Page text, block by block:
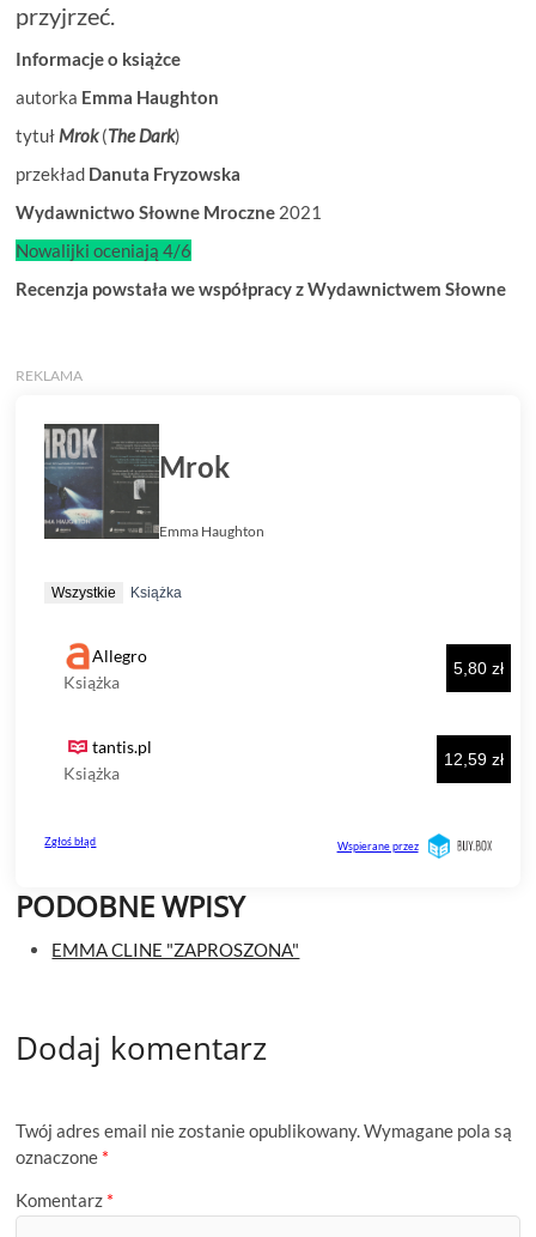
przyjrzeć.
Informacje o książce
autorka Emma Haughton
tytułMrok(The Dark)
przekład Danuta Fryzowska
Wydawnictwo Słowne Mroczne 2021
Nowalijki oceniają 4/6
Recenzja powstała we współpracy z Wydawnictwem Słowne
PODOBNE WPISY
EMMA CLINE "ZAPROSZONA"
Dodaj komentarz
Twój adres email nie zostanie opublikowany.Wymagane pola są
oznaczone *
Komentarz *